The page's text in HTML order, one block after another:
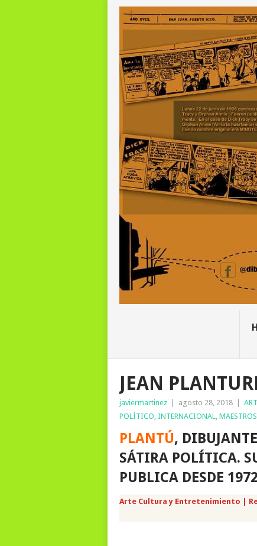
JEAN
javiermartinez | agosto 28, 2018 |
POLÍTICO INTERNACIONAL
PLANTÚ,
SÁTIRA POLÍTICA.
PUBLICA DESDE
Arte Cultura y Entretenimiento |